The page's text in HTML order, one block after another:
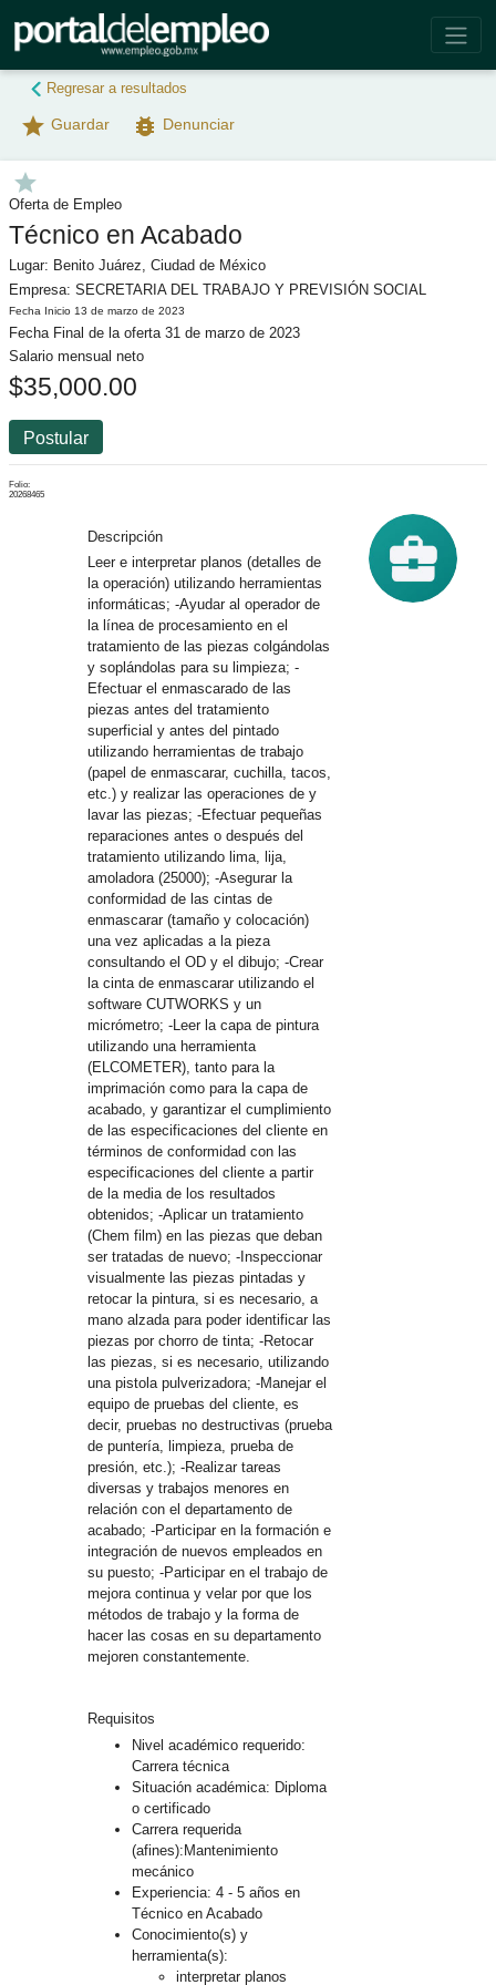
login
Iniciar
sesión
¿Dónde?
Buscar
Regresar a resultados
star Guardar bug_report Denunciar
star
Oferta de Empleo
Técnico en Acabado
Lugar: Benito Juárez, Ciudad de México
Empresa: SECRETARIA DEL TRABAJO Y PREVISIÓN SOCIAL
Fecha Inicio 13 de marzo de 2023
Fecha Final de la oferta 31 de marzo de 2023
Salario mensual neto
$35,000.00
Postular
Folio:
20268465
Descripción
Leer e interpretar planos (detalles de
la operación) utilizando herramientas
informáticas; -Ayudar al operador de
la línea de procesamiento en el
tratamiento de las piezas colgándolas
y soplándolas para su limpieza; -
Efectuar el enmascarado de las
piezas antes del tratamiento
superficial y antes del pintado
utilizando herramientas de trabajo
(papel de enmascarar, cuchilla, tacos,
etc.) y realizar las operaciones de y
lavar las piezas; -Efectuar pequeñas
reparaciones antes o después del
tratamiento utilizando lima, lija,
amoladora (25000); -Asegurar la
conformidad de las cintas de
enmascarar (tamaño y colocación)
una vez aplicadas a la pieza
consultando el OD y el dibujo; -Crear
la cinta de enmascarar utilizando el
software CUTWORKS y un
micrómetro; -Leer la capa de pintura
utilizando una herramienta
(ELCOMETER), tanto para la
imprimación como para la capa de
acabado, y garantizar el cumplimiento
de las especificaciones del cliente en
términos de conformidad con las
especificaciones del cliente a partir
de la media de los resultados
obtenidos; -Aplicar un tratamiento
(Chem film) en las piezas que deban
ser tratadas de nuevo; -Inspeccionar
visualmente las piezas pintadas y
retocar la pintura, si es necesario, a
mano alzada para poder identificar las
piezas por chorro de tinta; -Retocar
las piezas, si es necesario, utilizando
una pistola pulverizadora; -Manejar el
equipo de pruebas del cliente, es
decir, pruebas no destructivas (prueba
de puntería, limpieza, prueba de
presión, etc.); -Realizar tareas
diversas y trabajos menores en
relación con el departamento de
acabado; -Participar en la formación e
integración de nuevos empleados en
su puesto; -Participar en el trabajo de
mejora continua y velar por que los
métodos de trabajo y la forma de
hacer las cosas en su departamento
mejoren constantemente.
Requisitos
Nivel académico requerido:
Carrera técnica
Situación académica: Diploma
o certificado
Carrera requerida
(afines):Mantenimiento
mecánico
Experiencia: 4 - 5 años en
Técnico en Acabado
Conocimiento(s) y
herramienta(s):
interpretar planos